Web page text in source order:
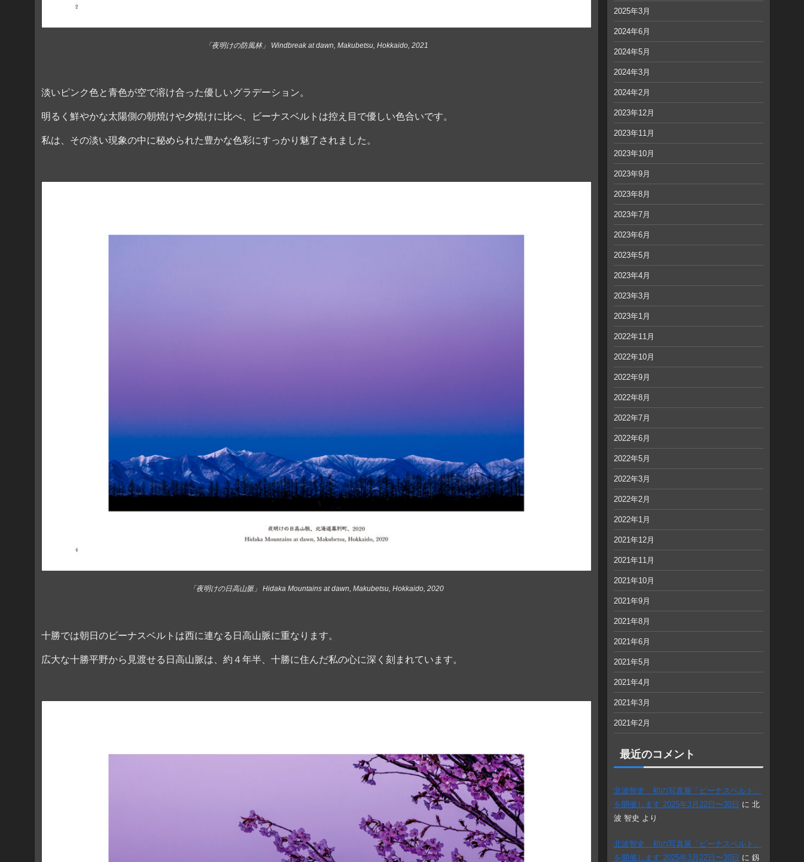
「夜明けの防風林」 Windbreak at dawn, Makubetsu, Hokkaido, 2021
淡いピンク色と青色が空で溶け合った優しいグラデーション。
明るく鮮やかな太陽側の朝焼けや夕焼けに比べ、ビーナスベルトは控え目で優しい色合いです。
私は、その淡い現象の中に秘められた豊かな色彩にすっかり魅了されました。
「夜明けの日高山脈」 Hidaka Mountains at dawn, Makubetsu, Hokkaido, 2020
十勝では朝日のビーナスベルトは西に連なる日高山脈に重なります。
広大な十勝平野から見渡せる日高山脈は、約４年半、十勝に住んだ私の心に深く刻まれています。
2025年3月
2024年6月
2024年5月
2024年3月
2024年2月
2023年12月
2023年11月
2023年10月
2023年9月
2023年8月
2023年7月
2023年6月
2023年5月
2023年4月
2023年3月
2023年1月
2022年11月
2022年10月
2022年9月
2022年8月
2022年7月
2022年6月
2022年5月
2022年3月
2022年2月
2022年1月
2021年12月
2021年11月
2021年10月
2021年9月
2021年8月
2021年6月
2021年5月
2021年4月
2021年3月
2021年2月
最近のコメント
北波智史 初の写真展「ビーナスベルト」
を開催します 2025年3月22日〜30日 に 北
波 智史 より
北波智史 初の写真展「ビーナスベルト」
を開催します 2025年3月22日〜30日 に 釼